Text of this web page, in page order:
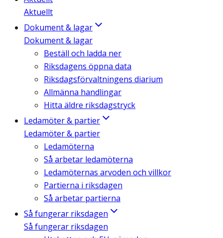
Aktuellt
Dokument & lagar
Dokument & lagar
Beställ och ladda ner
Riksdagens öppna data
Riksdagsförvaltningens diarium
Allmänna handlingar
Hitta äldre riksdagstryck
Ledamöter & partier
Ledamöter & partier
Ledamöterna
Så arbetar ledamöterna
Ledamöternas arvoden och villkor
Partierna i riksdagen
Så arbetar partierna
Så fungerar riksdagen
Så fungerar riksdagen